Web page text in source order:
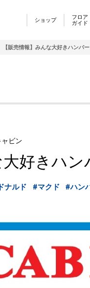
ショップ
フロア
ガイド
【販売情報】みんな大好きハンバ
ビン
大好きハ
ナルド #マクド #ハン